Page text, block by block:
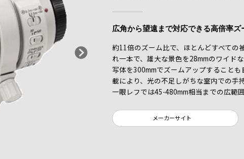
広角から望遠まで対応できる高倍率ズ
約11倍のズーム比で、ほとんどすべての
れ一本で、雄大な景色を28mmのワイド
写体を300mmでズームアップすること
載により、光の不足しがちな室内での手
一眼レフでは45-480mm相当までの広範
メーカーサイト